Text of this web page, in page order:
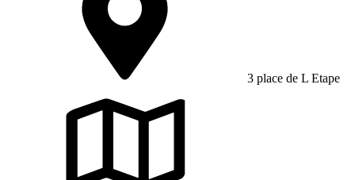
3 place de L Etape